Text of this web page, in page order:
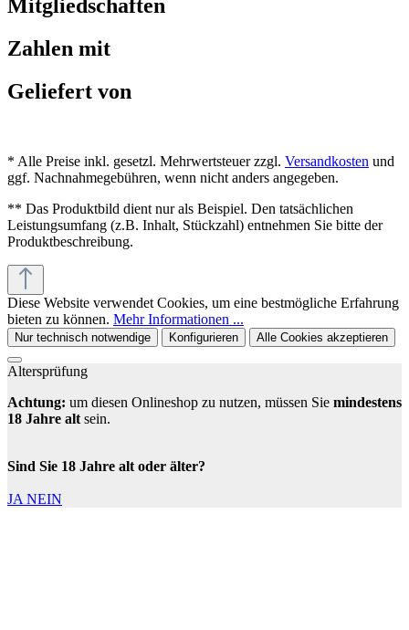
Mitgliedschaften
Zahlen mit
Geliefert von
* Alle Preise inkl. gesetzl. Mehrwertsteuer zzgl. Versandkosten und
ggf. Nachnahmegebühren, wenn nicht anders angegeben.
** Das Produktbild dient nur als Beispiel. Den tatsächlichen
Leistungsumfang (z.B. Inhalt, Stückzahl) entnehmen Sie bitte der
Produktbeschreibung.
Diese Website verwendet Cookies, um eine bestmögliche Erfahrung
bieten zu können. Mehr Informationen ...
Nur technisch notwendige Konfigurieren Alle Cookies akzeptieren
Altersprüfung
Achtung: um diesen Onlineshop zu nutzen, müssen Sie mindestens
18 Jahre alt sein.
Sind Sie 18 Jahre alt oder älter?
JA NEIN